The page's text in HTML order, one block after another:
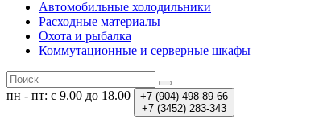
Автомобильные холодильники
Расходные материалы
Охота и рыбалка
Коммутационные и серверные шкафы
пн - пт: с 9.00 до 18.00 +7 (904) 498-89-66
+7 (3452) 283-343